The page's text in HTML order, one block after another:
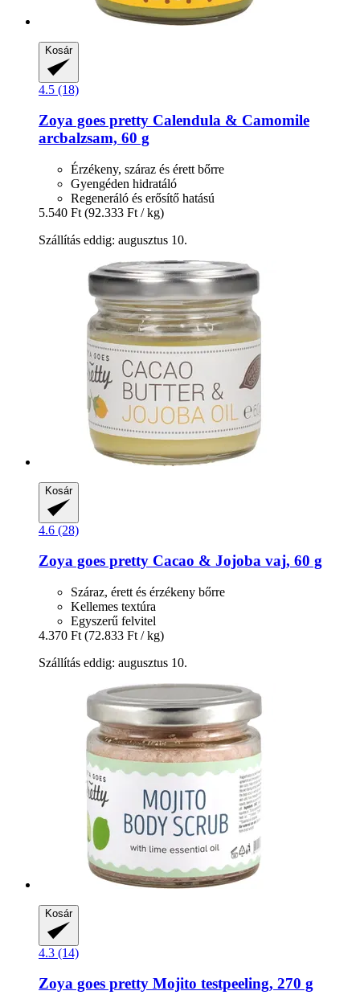
Kosár
4.5 (18)
Zoya goes pretty Calendula & Camomile
arcbalzsam, 60 g
Érzékeny, száraz és érett bőrre
Gyengéden hidratáló
Regeneráló és erősítő hatású
5.540 Ft (92.333 Ft / kg)
Szállítás eddig: augusztus 10.
Kosár
4.6 (28)
Zoya goes pretty Cacao & Jojoba vaj, 60 g
Száraz, érett és érzékeny bőrre
Kellemes textúra
Egyszerű felvitel
4.370 Ft (72.833 Ft / kg)
Szállítás eddig: augusztus 10.
Kosár
4.3 (14)
Zoya goes pretty Mojito testpeeling, 270 g